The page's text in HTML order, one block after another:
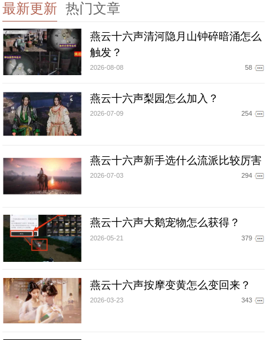
最新更新 热门文章
燕云十六声清河隐月山钟碎暗涌怎么
触发？
2026-08-08 58
燕云十六声梨园怎么加入？
2026-07-09 254
燕云十六声新手选什么流派比较厉害
2026-07-03 294
燕云十六声大鹅宠物怎么获得？
2026-05-21 379
燕云十六声按摩变黄怎么变回来？
2026-03-23 343